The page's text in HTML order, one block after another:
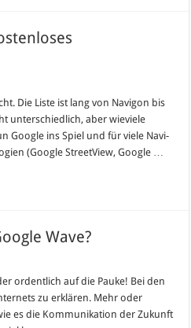
Die Liste ist lang von Navigon bis
unterschiedlich, aber wieviele
Google ins Spiel und für viele Navi-
(Google StreetView, Google …
Wave?
ordentlich auf die Pauke! Bei den
zu erklären. Mehr oder
es die Kommunikation der Zukunft